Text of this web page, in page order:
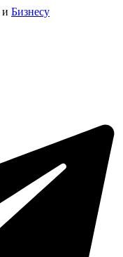
и Бизнесу